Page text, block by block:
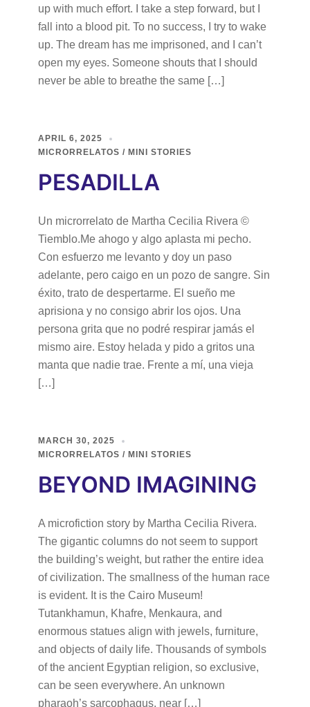
up with much effort. I take a step forward, but I
fall into a blood pit. To no success, I try to wake
up. The dream has me imprisoned, and I can’t
open my eyes. Someone shouts that I should
never be able to breathe the same […]
APRIL 6, 2025
MICRORRELATOS / MINI STORIES
PESADILLA
Un microrrelato de Martha Cecilia Rivera ©
Tiemblo.Me ahogo y algo aplasta mi pecho.
Con esfuerzo me levanto y doy un paso
adelante, pero caigo en un pozo de sangre. Sin
éxito, trato de despertarme. El sueño me
aprisiona y no consigo abrir los ojos. Una
persona grita que no podré respirar jamás el
mismo aire. Estoy helada y pido a gritos una
manta que nadie trae. Frente a mí, una vieja
[…]
MARCH 30, 2025
MICRORRELATOS / MINI STORIES
BEYOND IMAGINING
A microfiction story by Martha Cecilia Rivera.
The gigantic columns do not seem to support
the building’s weight, but rather the entire idea
of civilization. The smallness of the human race
is evident. It is the Cairo Museum!
Tutankhamun, Khafre, Menkaura, and
enormous statues align with jewels, furniture,
and objects of daily life. Thousands of symbols
of the ancient Egyptian religion, so exclusive,
can be seen everywhere. An unknown
pharaoh’s sarcophagus, near […]